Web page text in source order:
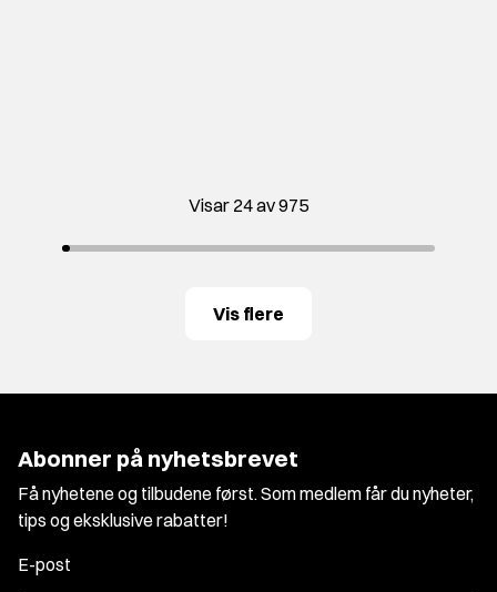
Visar 24 av 975
Vis flere
Abonner på nyhetsbrevet
Få nyhetene og tilbudene først. Som medlem får du nyheter,
tips og eksklusive rabatter!
E-post